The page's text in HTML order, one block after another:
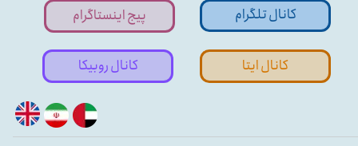
پیج اینستاگرام کانال تلگرام
کانال ایتا کانال روبیکا